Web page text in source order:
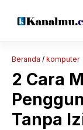
Beranda / komputer
2 Cara
Tanpa